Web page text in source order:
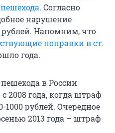
. Согласно
нарушение
рублей. Напомним, что
поправки в ст.
года.
в России
2008 года, когда штраф
1000 рублей. Очередное
2013 года – штраф